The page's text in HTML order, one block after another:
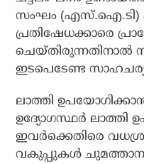
സംഘം (എസ്.ഐ.ടി)
പ്രതിഷേധക്കാരെ
ചെയ്തിരുന്നതിനാല്‍
ഇടപെടേണ്ട
ലാത്തി
ഉദ്യോഗസ്ഥര്‍ ലാത്തി
ഇവര്‍ക്കെതിരെ
വകുപ്പുകള്‍